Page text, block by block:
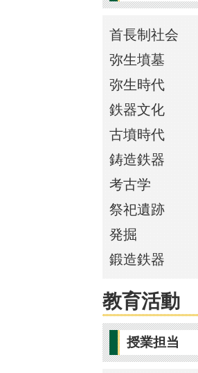
首長制社会
弥生墳墓
弥生時代
鉄器文化
古墳時代
鋳造鉄器
考古学
祭祀遺跡
発掘
鍛造鉄器
教育活動
授業担当